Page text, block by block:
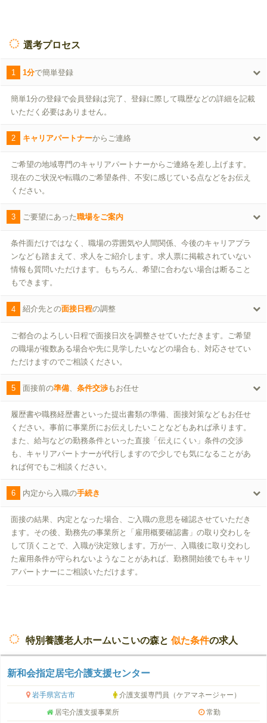
選考プロセス
1 1分で簡単登録
簡単1分の登録で会員登録は完了、登録に際して職歴などの詳細を記載
いただく必要はありません。
2 キャリアパートナーからご連絡
ご希望の地域専門のキャリアパートナーからご連絡を差し上げます。
現在のご状況や転職のご希望条件、不安に感じている点などをお伝え
ください。
3 ご要望にあった職場をご案内
条件面だけではなく、職場の雰囲気や人間関係、今後のキャリアプラ
ンなども踏まえて、求人をご紹介します。求人票に掲載されていない
情報も質問いただけます。もちろん、希望に合わない場合は断ること
もできます。
4 紹介先との面接日程の調整
ご都合のよろしい日程で面接日次を調整させていただきます。ご希望
の職場が複数ある場合や先に見学したいなどの場合も、対応させてい
ただけますのでご相談ください。
5 面接前の準備、 条件交渉もお任せ
履歴書や職務経歴書といった提出書類の準備、面接対策などもお任せ
ください。事前に事業所にお伝えしたいことなどもあれば承ります。
また、給与などの勤務条件といった直接「伝えにくい」条件の交渉
も、キャリアパートナーが代行しますので少しでも気になることがあ
れば何でもご相談ください。
6 内定から入職の手続き
面接の結果、内定となった場合、ご入職の意思を確認させていただき
ます。その後、勤務先の事業所と「雇用概要確認書」の取り交わしを
して頂くことで、入職が決定致します。万が一、入職後に取り交わし
た雇用条件が守られないようなことがあれば、勤務開始後でもキャリ
アパートナーにご相談いただけます。
特別養護老人ホームいこいの森と 似た条件の求人
新和会指定居宅介護支援センター
岩手県宮古市 介護支援専門員（ケアマネージャー）
居宅介護支援事業所 常勤